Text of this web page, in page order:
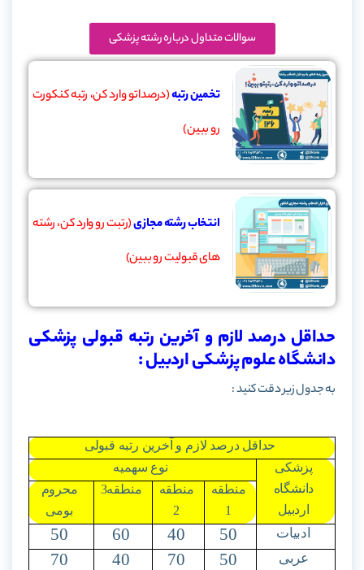
سوالات متداول درباره رشته پزشکی
تخمین رتبه(درصداتو وارد کن، رتبه کنکورت
رو ببین)
انتخاب رشته مجازی(رتبت رو وارد کن، رشته
های قبولیت رو ببین)
حداقل درصد لازم و آخرین رتبه قبولی پزشکی
دانشگاه علوم پزشکی اردبیل :
به جدول زیر دقت کنید :
حداقل درصد لازم و آخرین رتبه قبولی
پزشکی
دانشگاه
اردبیل
نوع سهمیه
منطقه
1
منطقه
2
منطقه3
محروم
بومی
ادبیات 50
40
60
50
عربی 50
70
40
70